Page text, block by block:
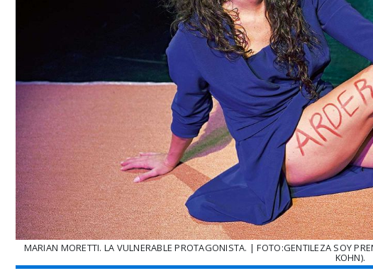
MARIAN MORETTI. LA VULNERABLE PROTAGONISTA. | FOTO:GENTILEZA SOY
KOHN).